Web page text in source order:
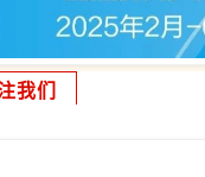
我们